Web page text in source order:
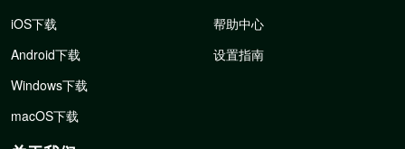
iOS下载
Android下载
Windows下载
macOS下载
帮助中心
设置指南